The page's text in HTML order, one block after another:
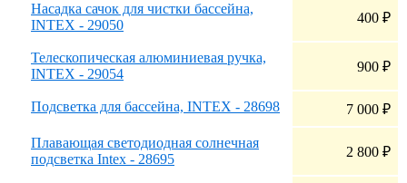
Насадка сачок для чистки бассейна,
INTEX - 29050
400 ₽
Телескопическая алюминиевая ручка,
INTEX - 29054
900 ₽
Подсветка для бассейна, INTEX - 28698 7 000 ₽
Плавающая светодиодная солнечная
подсветка Intex - 28695
2 800 ₽